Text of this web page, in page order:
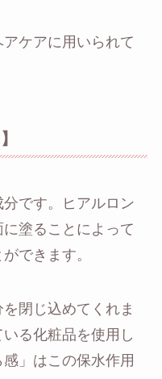
ケアに用いられて
です。ヒアルロン
塗ることによって
できます。
閉じ込めてくれま
る化粧品を使用し
」はこの保水作用